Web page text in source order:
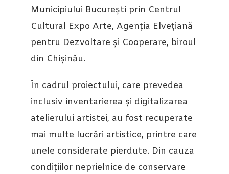
Municipiului București prin Centrul
Cultural Expo Arte, Agenția Elvețiană
pentru Dezvoltare și Cooperare, biroul
din Chișinău.
În cadrul proiectului, care prevedea
inclusiv inventarierea și digitalizarea
atelierului artistei, au fost recuperate
mai multe lucrări artistice, printre care
unele considerate pierdute. Din cauza
condițiilor neprielnice de conservare